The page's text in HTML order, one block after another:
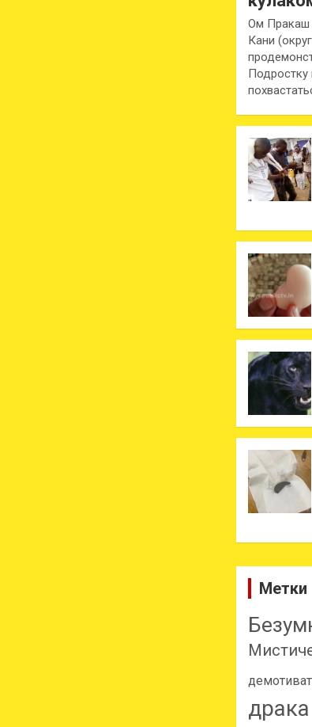
Ом Пракаш
Кани
Подростку
Метки
драка